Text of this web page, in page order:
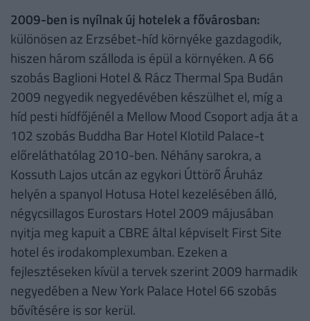
2009-ben is nyílnak új hotelek a fővárosban:
különösen az Erzsébet-híd környéke gazdagodik,
hiszen három szálloda is épül a környéken. A 66
szobás Baglioni Hotel & Rácz Thermal Spa Budán
2009 negyedik negyedévében készülhet el, míg a
híd pesti hídfőjénél a Mellow Mood Csoport adja át a
102 szobás Buddha Bar Hotel Klotild Palace-t
előreláthatólag 2010-ben. Néhány sarokra, a
Kossuth Lajos utcán az egykori Úttörő Áruház
helyén a spanyol Hotusa Hotel kezelésében álló,
négycsillagos Eurostars Hotel 2009 májusában
nyitja meg kapuit a CBRE által képviselt First Site
hotel és irodakomplexumban. Ezeken a
fejlesztéseken kívül a tervek szerint 2009 harmadik
negyedében a New York Palace Hotel 66 szobás
bővítésére is sor kerül.